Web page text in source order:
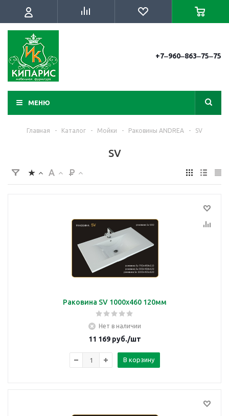
+7‒960‒863‒75‒75
МЕНЮ
Главная - Каталог - Мойки - Раковины ANDREA - SV
SV
Раковина SV 1000x460 120мм
Нет в наличии
11 169 руб./шт
В корзину